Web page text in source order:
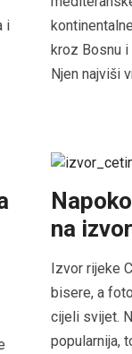
i
kroz Bosnu i
Njen najviši
na
Izvor rijeke
bisere, a
cijeli svijet.
popularnija,